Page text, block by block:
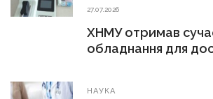
27.07.2026
ХНМУ отримав
обладнання для
НАУКА